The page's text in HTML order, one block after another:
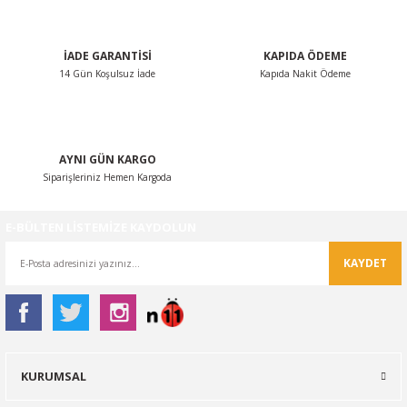
İADE GARANTİSİ
14 Gün Koşulsuz İade
KAPIDA ÖDEME
Kapıda Nakit Ödeme
AYNI GÜN KARGO
Siparişleriniz Hemen Kargoda
KAYDET
KURUMSAL